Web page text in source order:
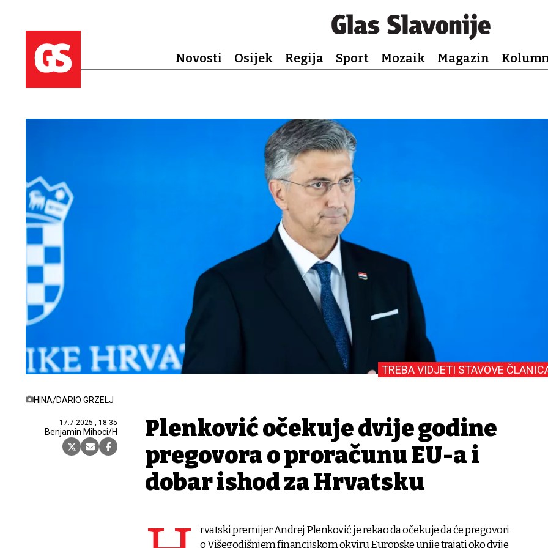
Novosti Osijek Regija Sport Mozaik Magazin
HINA/DARIO GRZELJ
17.7.2025., 18:35
Benjamin Mihoci/H
TREBA VIDJETI STAVOVE
Plenković očekuje dvije godine
pregovora o proračunu EU-a i
dobar ishod za Hrvatsku
rvatski premijer Andrej Plenković je rekao da očekuje da će pregovori
o Višegodišnjem financijskom okviru Europske unije trajati oko dvije